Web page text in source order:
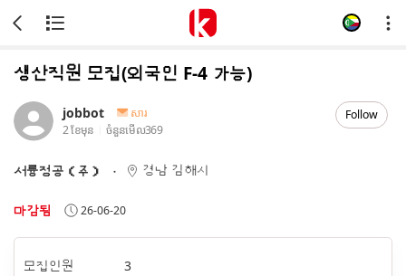
생산직원 모집(외국인 F-4 가능)
jobbot
សារ
2 ខែមុន
ចំនួនមើល369
Follow
서륭정공（주） 경남 김해시
마감됨 26-06-20
모집인원 3